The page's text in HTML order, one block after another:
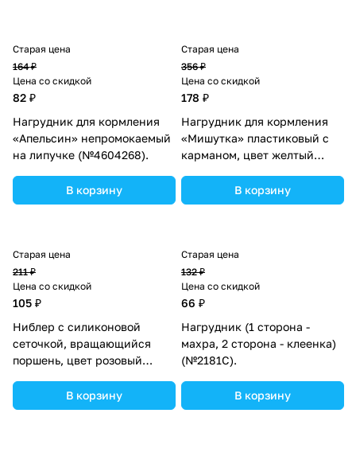
Старая цена
164 ₽
Цена со скидкой
82 ₽
Нагрудник для кормления
«Апельсин» непромокаемый
на липучке (№4604268).
В корзину
Старая цена
356 ₽
Цена со скидкой
178 ₽
Нагрудник для кормления
«Мишутка» пластиковый с
карманом, цвет желтый
В корзину
Старая цена
211 ₽
Цена со скидкой
105 ₽
Ниблер с силиконовой
сеточкой, вращающийся
поршень, цвет розовый
В корзину
Старая цена
132 ₽
Цена со скидкой
66 ₽
Нагрудник (1 сторона -
махра, 2 сторона - клеенка)
(№2181С).
В корзину